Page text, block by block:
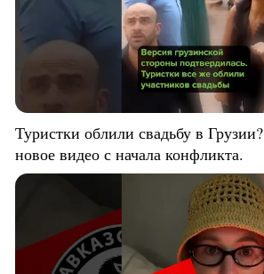
Туристки облили свадьбу в
новое видео с начала конфликта.